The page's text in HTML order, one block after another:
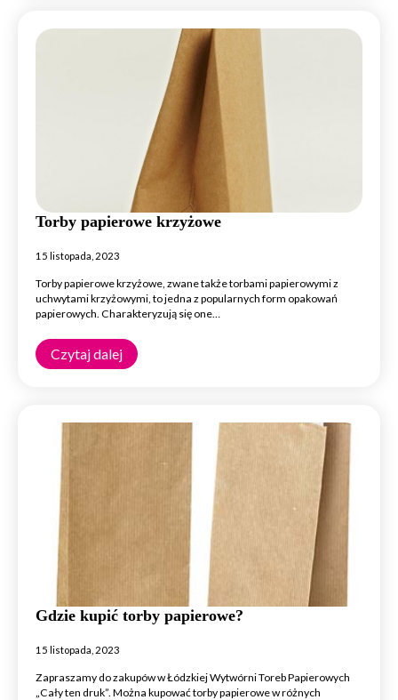
Torby papierowe krzyżowe
15 listopada, 2023
Torby papierowe krzyżowe, zwane także torbami papierowymi z
uchwytami krzyżowymi, to jedna z popularnych form opakowań
papierowych. Charakteryzują się one…
Czytaj dalej
Gdzie kupić torby papierowe?
15 listopada, 2023
Zapraszamy do zakupów w Łódzkiej Wytwórni Toreb Papierowych
„Cały ten druk”. Można kupować torby papierowe w różnych